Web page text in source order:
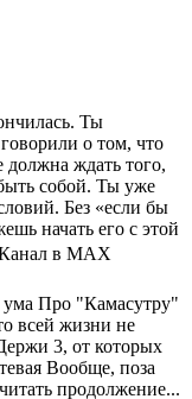
Ты
о том, что
ждать того,
собой. Ты уже
Без «если бы
начать его с этой
в МАХ
ума Про "Камасутру"
всей жизни не
3, от которых
Вообще, поза
продолжение...